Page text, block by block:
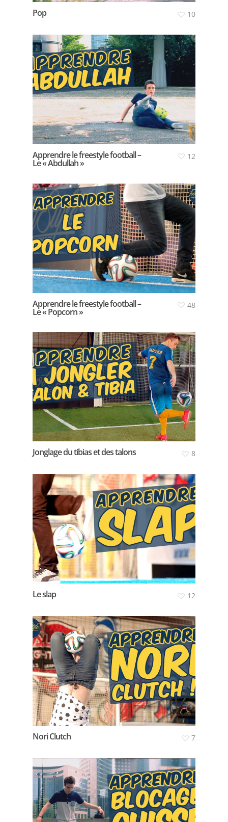
Pop 10
Apprendre le freestyle football –
Le « Abdullah »
12
Apprendre le freestyle football –
Le « Popcorn »
48
Jonglage du tibias et des talons 8
Le slap 12
Nori Clutch 7